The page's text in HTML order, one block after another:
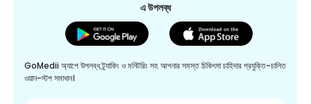
এ উপলব্ধ
GoMedii অ্যাপে উপলব্ধ ট্র্যাকিং ও মনিটরিং সহ আপনার সমস্ত চিকিৎসা চাহিদার প্রযুক্তি-চালিত
ওয়ান-স্টপ সমাধান।